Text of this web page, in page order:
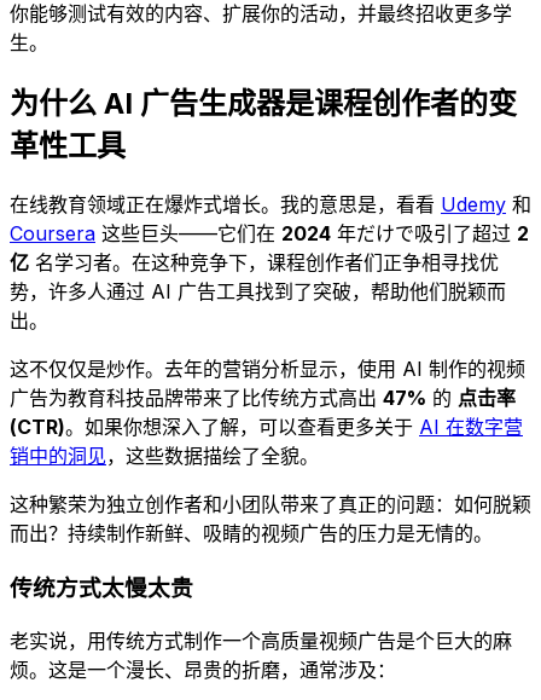
你能够测试有效的内容、扩展你的活动，并最终招收更多学
生。
为什么 AI 广告生成器是课程创作者的变
革性工具
在线教育领域正在爆炸式增长。我的意思是，看看 Udemy 和
Coursera 这些巨头——它们在 2024 年だけで吸引了超过 2
亿 名学习者。在这种竞争下，课程创作者们正争相寻找优
势，许多人通过 AI 广告工具找到了突破，帮助他们脱颖而
出。
这不仅仅是炒作。去年的营销分析显示，使用 AI 制作的视频
广告为教育科技品牌带来了比传统方式高出 47% 的 点击率
(CTR)。如果你想深入了解，可以查看更多关于 AI 在数字营
销中的洞见，这些数据描绘了全貌。
这种繁荣为独立创作者和小团队带来了真正的问题：如何脱颖
而出？持续制作新鲜、吸睛的视频广告的压力是无情的。
传统方式太慢太贵
老实说，用传统方式制作一个高质量视频广告是个巨大的麻
烦。这是一个漫长、昂贵的折磨，通常涉及：